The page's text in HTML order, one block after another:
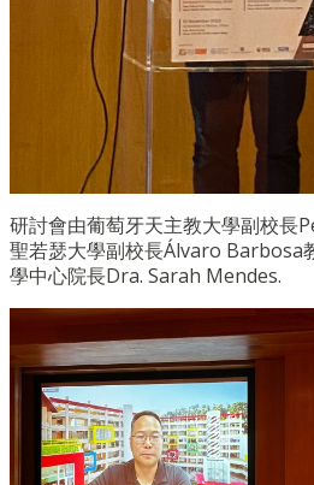
研討會由葡萄牙天主教大學副校長
聖若瑟大學副校長Álvaro Barbosa
學中心院長Dra. Sarah Mendes.